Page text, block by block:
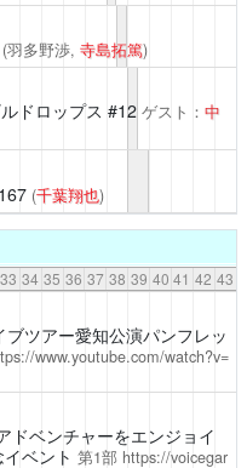
(羽多野渉, 寺島拓篤)
ドロップス #12 ゲスト： 中
(千葉翔也)
33 34 35 36 37 38 39 40 41 42 43
ブツアー愛知公演パンフレッ
www.youtube.com/watch?v=
ドベンチャーをエンジョイ
ベント 第1部 https://voicegar